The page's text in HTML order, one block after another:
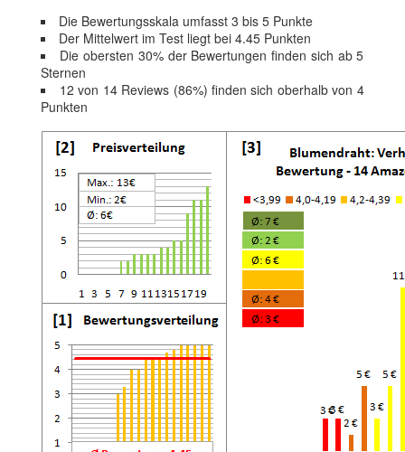
Die Bewertungsskala umfasst 3 bis 5 Punkte
Der Mittelwert im Test liegt bei 4.45 Punkten
Die obersten 30% der Bewertungen finden sich ab 5
Sternen
12 von 14 Reviews (86%) finden sich oberhalb von 4
Punkten